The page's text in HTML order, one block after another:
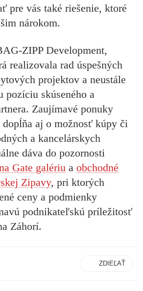
pre vás také riešenie, ktoré
nárokom.
ZIPP Development,
realizovala rad úspešných
projektov a neustále
pozíciu skúseného a
Zaujímavé ponuky
dopĺňa aj o možnosť kúpy či
a kancelárskych
dáva do pozornosti
Gate galériu a obchodné
Zipavy, pri ktorých
ceny a podmienky
podnikateľskú príležitosť
Záhorí.
ZDIEĽAŤ